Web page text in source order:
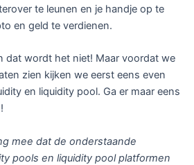
te leunen en je handje op te
en geld te verdienen.
dat wordt het niet! Maar voordat we
zien kijken we eerst eens even
en liquidity pool. Ga er maar eens
mee dat de onderstaande
pools en liquidity pool platformen